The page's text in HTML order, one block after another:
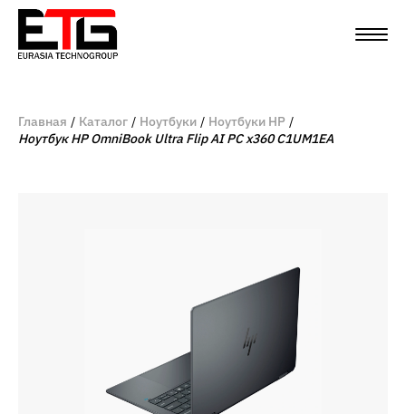
Главная Каталог Ноутбуки
Ноутбуки HP
Ноутбук HP OmniBook Ultra Flip AI PC x360 C1UM1EA